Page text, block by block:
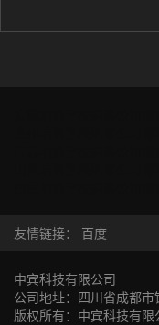
友情链接： 百度
中宾科技有限公司
公司地址：四川省成都
版权所有：中宾科技有限